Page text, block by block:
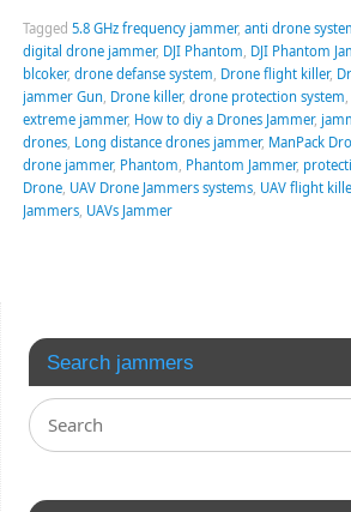
Tagged 5.8 GHz frequency jammer, anti drone
digital drone jammer, DJI Phantom, DJI Phantom
blcoker, drone defanse system, Drone flight killer,
jammer Gun, Drone killer, drone protection system,
extreme jammer, How to diy a Drones Jammer,
drones, Long distance drones jammer, ManPack
drone jammer, Phantom, Phantom Jammer,
Drone, UAV Drone Jammers systems, UAV flight
Jammers, UAVs Jammer
Search jammers